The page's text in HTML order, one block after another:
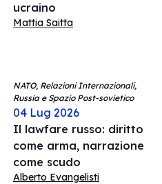
ucraino
Mattia Saitta
NATO, Relazioni Internazionali,
Russia e Spazio Post-sovietico
04 Lug 2026
Il lawfare russo: diritto
come arma, narrazione
come scudo
Alberto Evangelisti